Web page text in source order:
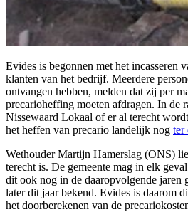
Evides is begonnen met het incasseren
klanten van het bedrijf. Meerdere
ontvangen hebben, melden dat zij per
precarioheffing moeten afdragen. In de
Nissewaard Lokaal of er al terecht
het heffen van precario landelijk nog ter
Wethouder Martijn Hamerslag (ONS)
terecht is. De gemeente mag in elk
dit ook nog in de daaropvolgende jaren
later dit jaar bekend. Evides is daarom
het doorberekenen van de